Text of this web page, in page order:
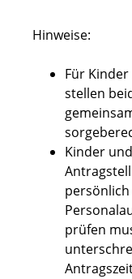
Hinweise:
Für
stellen
Kinder
prüfen